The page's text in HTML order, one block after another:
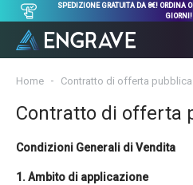
SPEDIZIONE GRATUITA DA 8€! ORDINA
GIORNI!
Home Contratto di offerta pubblica
Contratto di offerta
Condizioni Generali di Vendita
1. Ambito di applicazione